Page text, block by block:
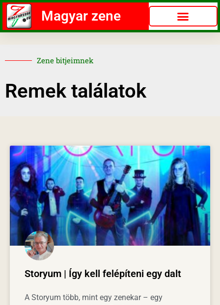
Magyar zene
Zene bitjeimnek
Remek találatok
Storyum | Így kell felépíteni egy dalt
A Storyum több, mint egy zenekar – egy